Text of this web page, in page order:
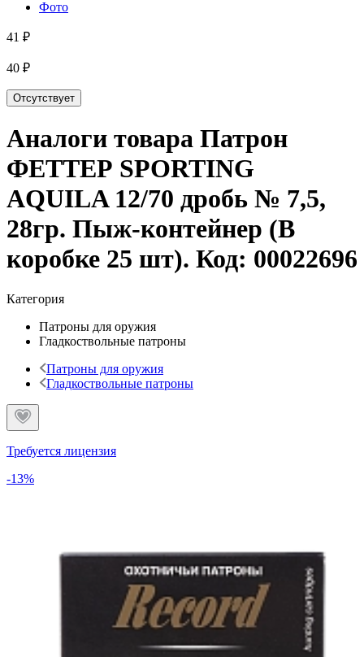
Фото
41 ₽
40 ₽
Отсутствует
Аналоги товара Патрон
ФЕТТЕР SPORTING
AQUILA 12/70 дробь № 7,5,
28гр. Пыж-контейнер (В
коробке 25 шт). Код: 00022696
Категория
Патроны для оружия
Гладкоствольные патроны
Патроны для оружия
Гладкоствольные патроны
Требуется лицензия
-13%